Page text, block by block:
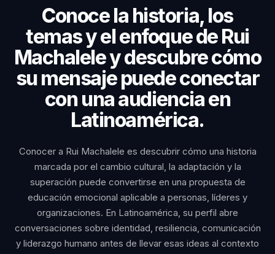
Conoce la historia, los
temas y el enfoque de Rui
Machalele y descubre cómo
su mensaje puede conectar
con una audiencia en
Latinoamérica.
Conocer a Rui Machalele es descubrir cómo una historia
marcada por el cambio cultural, la adaptación y la
superación puede convertirse en una propuesta de
educación emocional aplicable a personas, líderes y
organizaciones. En Latinoamérica, su perfil abre
conversaciones sobre identidad, resiliencia, comunicación
y liderazgo humano antes de llevar esas ideas al contexto